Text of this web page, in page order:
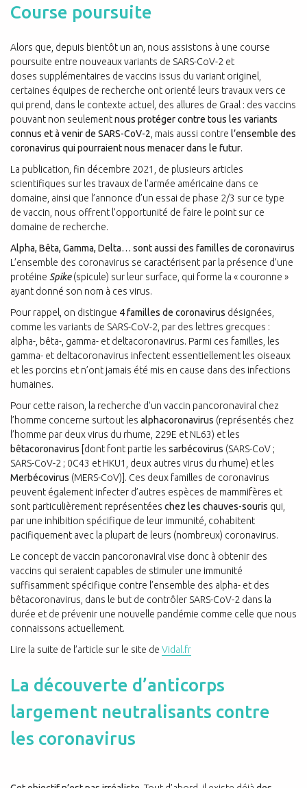
Course poursuite
Alors que, depuis bientôt un an, nous assistons à une course
poursuite entre nouveaux variants de SARS-CoV-2 et
doses supplémentaires de vaccins issus du variant originel,
certaines équipes de recherche ont orienté leurs travaux vers ce
qui prend, dans le contexte actuel, des allures de Graal : des vaccins
pouvant non seulementnous protéger contre tous les variants
connus et à venir de SARS-CoV-2 , mais aussi contre l’ensemble des
coronavirus qui pourraient nous menacer dans le futur.
La publication, fin décembre 2021, de plusieurs articles
scientifiques sur les travaux de l’armée américaine dans ce
domaine, ainsi que l’annonce d’un essai de phase 2/3 sur ce type
de vaccin, nous offrent l’opportunité de faire le point sur ce
domaine de recherche.
Alpha, Bêta, Gamma, Delta… sont aussi des familles de coronavirus
L’ensemble des coronavirus se caractérisent par la présence d’une
protéine Spike(spicule) sur leur surface, qui forme la « couronne »
ayant donné son nom à ces virus.
Pour rappel, on distingue 4 familles de coronavirus désignées,
comme les variants de SARS-CoV-2, par des lettres grecques :
alpha-, bêta-, gamma- et deltacoronavirus. Parmi ces familles, les
gamma- et deltacoronavirus infectent essentiellement les oiseaux
et les porcins et n’ont jamais été mis en cause dans des infections
humaines.
Pour cette raison, la recherche d’un vaccin pancoronaviral chez
l’homme concerne surtout les alphacoronavirus (représentés chez
l’homme par deux virus du rhume, 229E et NL63) et les
bêtacoronavirus [dont font partie les sarbécovirus (SARS-CoV ;
SARS-CoV-2 ; 0C43 et HKU1, deux autres virus du rhume) et les
Merbécovirus (MERS-CoV)]. Ces deux familles de coronavirus
peuvent également infecter d’autres espèces de mammifères et
sont particulièrement représentées chez les chauves-souris qui,
par une inhibition spécifique de leur immunité, cohabitent
pacifiquement avec la plupart de leurs (nombreux) coronavirus.
Le concept de vaccin pancoronaviral vise donc à obtenir des
vaccins qui seraient capables de stimuler une immunité
suffisamment spécifique contre l’ensemble des alpha- et des
bêtacoronavirus, dans le but de contrôler SARS-CoV-2 dans la
durée et de prévenir une nouvelle pandémie comme celle que nous
connaissons actuellement.
Lire la suite de l’article sur le site de Vidal.fr
La découverte d’anticorps
largement neutralisants contre
les coronavirus